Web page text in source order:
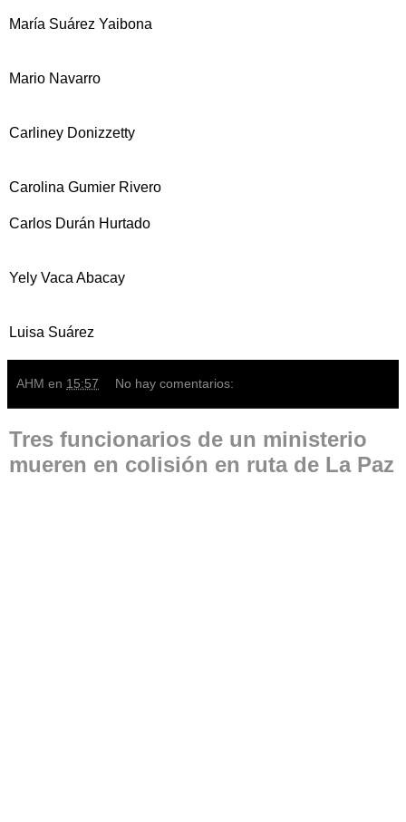
María Suárez Yaibona
Mario Navarro
Carliney Donizzetty
Carolina Gumier Rivero
Carlos Durán Hurtado
Yely Vaca Abacay
Luisa Suárez
AHM en 15:57 No hay comentarios:
Tres funcionarios de un ministerio
mueren en colisión en ruta de La Paz